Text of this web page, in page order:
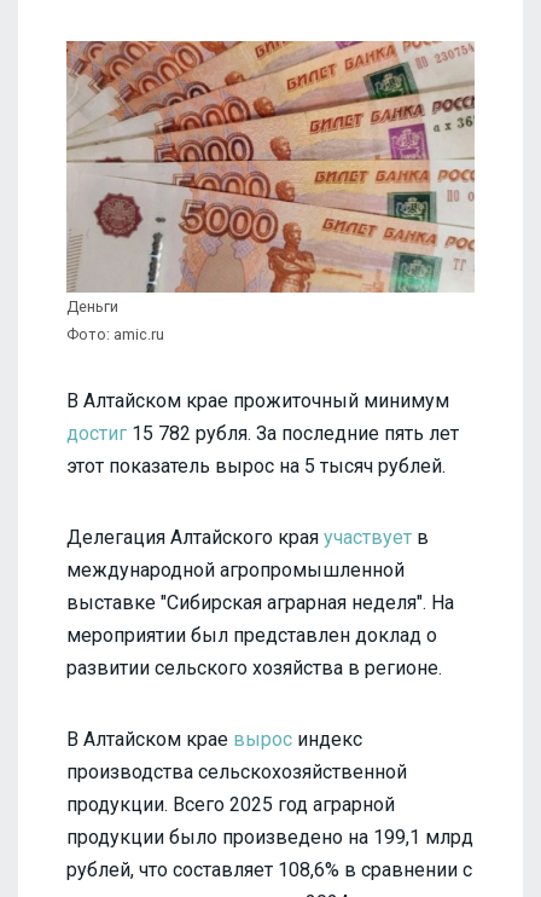
Деньги
Фото: amic.ru
В Алтайском крае прожиточный минимум
достиг 15 782 рубля. За последние пять лет
этот показатель вырос на 5 тысяч рублей.
Делегация Алтайского края участвует в
международной агропромышленной
выставке "Сибирская аграрная неделя". На
мероприятии был представлен доклад о
развитии сельского хозяйства в регионе.
В Алтайском крае вырос индекс
производства сельскохозяйственной
продукции. Всего 2025 год аграрной
продукции было произведено на 199,1 млрд
рублей, что составляет 108,6% в сравнении с